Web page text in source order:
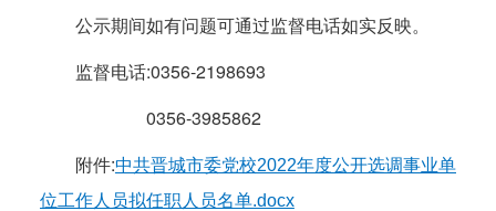
公示期间如有问题可通过监督电话如实反映。
监督电话:0356-2198693
0356-3985862
附件:中共晋城市委党校2022年度公开选调事业单
位工作人员拟任职人员名单.docx